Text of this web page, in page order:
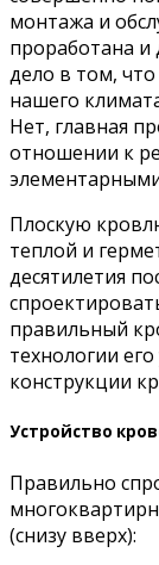
монтажа и
проработана и
дело в том,
нашего
Нет, главная
отношении к
Плоскую
теплой и
десятилетия
правильный
технологии
конструкции
Устройство
Правильно
(снизу вверх):